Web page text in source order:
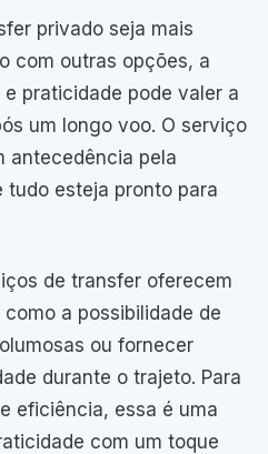
privado seja mais
com outras opções, a
praticidade pode valer a
um longo voo. O serviço
antecedência pela
esteja pronto para
de transfer oferecem
a possibilidade de
ou fornecer
durante o trajeto. Para
eficiência, essa é uma
com um toque